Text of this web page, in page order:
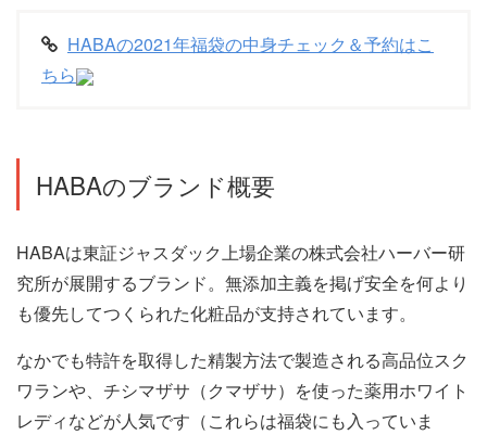
HABAの2021年福袋の中身チェック＆予約はこ
ちら
HABAのブランド概要
HABAは東証ジャスダック上場企業の株式会社ハーバー研
究所が展開するブランド。無添加主義を掲げ安全を何より
も優先してつくられた化粧品が支持されています。
なかでも特許を取得した精製方法で製造される高品位スク
ワランや、チシマザサ（クマザサ）を使った薬用ホワイト
レディなどが人気です（これらは福袋にも入っていま